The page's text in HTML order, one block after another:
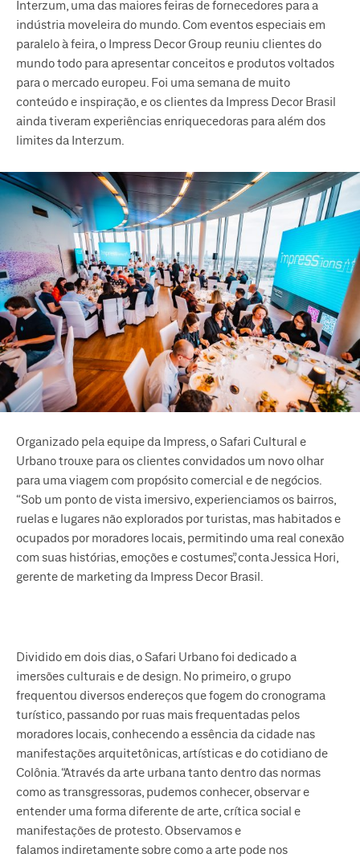
Interzum, uma das maiores feiras de fornecedores para a
indústria moveleira do mundo. Com eventos especiais em
paralelo à feira, o Impress Decor Group reuniu clientes do
mundo todo para apresentar conceitos e produtos voltados
para o mercado europeu. Foi uma semana de muito
conteúdo e inspiração, e os clientes da Impress Decor Brasil
ainda tiveram experiências enriquecedoras para além dos
limites da Interzum.
Organizado pela equipe da Impress, o Safari Cultural e
Urbano trouxe para os clientes convidados um novo olhar
para uma viagem com propósito comercial e de negócios.
“Sob um ponto de vista imersivo, experienciamos os bairros,
ruelas e lugares não explorados por turistas, mas habitados e
ocupados por moradores locais, permitindo uma real conexão
com suas histórias, emoções e costumes”, conta Jessica Hori,
gerente de marketing da Impress Decor Brasil.
Dividido em dois dias, o Safari Urbano foi dedicado a
imersões culturais e de design. No primeiro, o grupo
frequentou diversos endereços que fogem do cronograma
turístico, passando por ruas mais frequentadas pelos
moradores locais, conhecendo a essência da cidade nas
manifestações arquitetônicas, artísticas e do cotidiano de
Colônia. “Através da arte urbana tanto dentro das normas
como as transgressoras, pudemos conhecer, observar e
entender uma forma diferente de arte, crítica social e
manifestações de protesto. Observamos e
falamos indiretamente sobre como a arte pode nos